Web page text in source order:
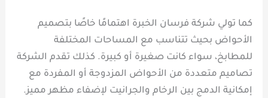
كما تولي شركة فرسان الخبرة اهتمامًا خاصًا بتصميم
الأحواض بحيث تتناسب مع المساحات المختلفة
للمطابخ، سواء كانت صغيرة أو كبيرة. كذلك تقدم الشركة
تصاميم متعددة من الأحواض المزدوجة أو المفردة مع
إمكانية الدمج بين الرخام والجرانيت لإضفاء مظهر مميز.